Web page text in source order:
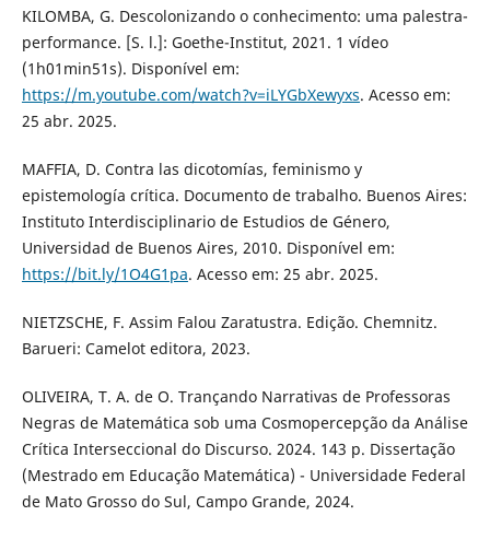
KILOMBA, G. Descolonizando o conhecimento: uma palestra-
performance. [S. l.]: Goethe-Institut, 2021. 1 vídeo
(1h01min51s). Disponível em:
https://m.youtube.com/watch?v=iLYGbXewyxs. Acesso em:
25 abr. 2025.
MAFFIA, D. Contra las dicotomías, feminismo y
epistemología crítica. Documento de trabalho. Buenos Aires:
Instituto Interdisciplinario de Estudios de Género,
Universidad de Buenos Aires, 2010. Disponível em:
https://bit.ly/1O4G1pa. Acesso em: 25 abr. 2025.
NIETZSCHE, F. Assim Falou Zaratustra. Edição. Chemnitz.
Barueri: Camelot editora, 2023.
OLIVEIRA, T. A. de O. Trançando Narrativas de Professoras
Negras de Matemática sob uma Cosmopercepção da Análise
Crítica Interseccional do Discurso. 2024. 143 p. Dissertação
(Mestrado em Educação Matemática) - Universidade Federal
de Mato Grosso do Sul, Campo Grande, 2024.